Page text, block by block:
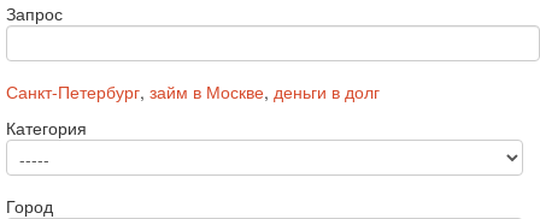
Запрос
Санкт-Петербург, займ в Москве, деньги в долг
Категория
Город